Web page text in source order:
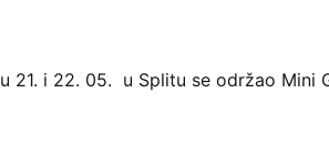
21. i 22. 05. u Splitu se održao Mini